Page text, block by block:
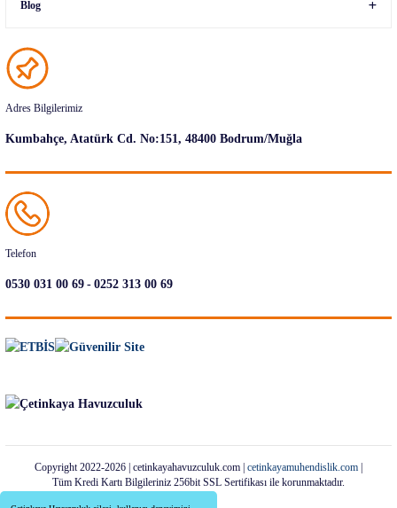
Blog
Adres Bilgilerimiz
Kumbahçe, Atatürk Cd. No:151, 48400 Bodrum/Muğla
Telefon
0530 031 00 69-0252 313 00 69
Copyright 2022-2026 | cetinkayahavuzculuk.com | cetinkayamuhendislik.com
Tüm Kredi Kartı Bilgileriniz 256bit SSL Sertifikası ile korunmaktadır.